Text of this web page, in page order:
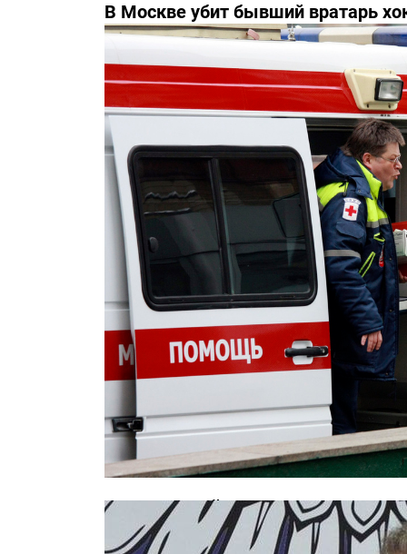
В Москве убит бывший вратарь
Третьяка
В московской школе скончался